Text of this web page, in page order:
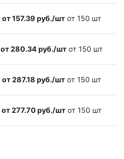
от 157.39 руб./шт от 150 шт
от 280.34 руб./шт от 150 шт
от 287.18 руб./шт от 150 шт
от 277.70 руб./шт от 150 шт